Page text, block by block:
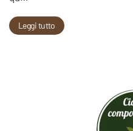
Leggi tutto